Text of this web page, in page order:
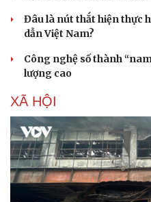
Đâu là nút thắt hiện thực
dẫn Việt Nam?
Công nghệ số thành
lượng cao
XÃ HỘI